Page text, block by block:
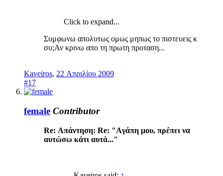
Click to expand...
Συμφωνω απολυτως ομως μηπως το πιστευεις κ
συ;Αν κρινω απο τη πρωτη προταση...
Kaveiros, 22 Απριλίου 2009
#17
female Contributor
Re: Απάντηση: Re: "Aγάπη μου, πρέπει να
αυτώσω κάτι αυτά..."